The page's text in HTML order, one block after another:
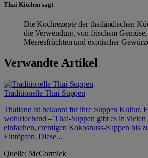
Thai Kitchen sagt
Die Kochrezepte der thailändischen
die Verwendung von frischem
Meeresfrüchten und exotischer
Verwandte Artikel
Traditionelle Thai-Suppen
Thailand ist bekannt für ihre Suppen Kultur.
wohlriechend – Thai-Suppen gibt es in vielen
einfachen, cremigen Kokosnuss-Suppen bis
Eintöpfen. Diese...
Quelle: McCormick